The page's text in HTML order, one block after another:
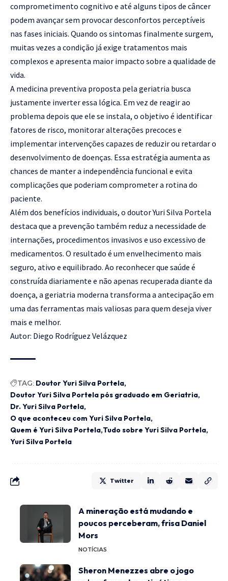
comprometimento cognitivo e até alguns tipos de câncer
podem avançar sem provocar desconfortos perceptíveis
nas fases iniciais. Quando os sintomas finalmente surgem,
muitas vezes a condição já exige tratamentos mais
complexos e apresenta maior impacto sobre a qualidade de
vida.
A medicina preventiva proposta pela geriatria busca
justamente inverter essa lógica. Em vez de reagir ao
problema depois que ele se instala, o objetivo é identificar
fatores de risco, monitorar alterações precoces e
implementar intervenções capazes de reduzir ou retardar o
desenvolvimento de doenças. Essa estratégia aumenta as
chances de manter a independência funcional e evita
complicações que poderiam comprometer a rotina do
paciente.
Além dos benefícios individuais, o doutor Yuri Silva Portela
destaca que a prevenção também reduz a necessidade de
internações, procedimentos invasivos e uso excessivo de
medicamentos. O resultado é um envelhecimento mais
seguro, ativo e equilibrado. Ao reconhecer que saúde é
construída diariamente e não apenas recuperada diante da
doença, a geriatria moderna transforma a antecipação em
uma das ferramentas mais valiosas para quem deseja viver
mais e melhor.
Autor: Diego Rodríguez Velázquez
TAG: Doutor Yuri Silva Portela
Doutor Yuri Silva Portela pós graduado em Geriatria
Dr. Yuri Silva Portela
O que aconteceu com Yuri Silva Portela
Quem é Yuri Silva Portela Tudo sobre Yuri Silva Portela
Yuri Silva Portela
Twitter
A mineração está mudando e
poucos perceberam, frisa Daniel
Mors
NOTÍCIAS
Sheron Menezzes abre o jogo